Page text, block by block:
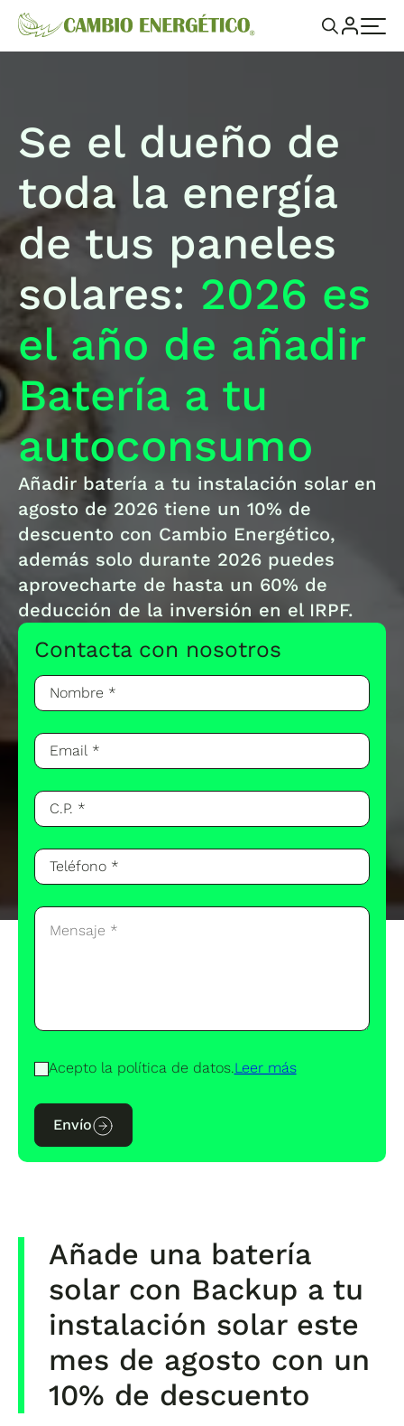
Se el dueño de
toda la energía
de tus paneles
solares: 2026 es
el año de añadir
Batería a tu
autoconsumo
Añadir batería a tu instalación solar en
agosto de 2026 tiene un 10% de
descuento con Cambio Energético,
además solo durante 2026 puedes
aprovecharte de hasta un 60% de
deducción de la inversión en el IRPF.
Contacta con nosotros
Acepto la política de datos.Leer más
Envío
Añade una batería
solar con Backup a tu
instalación solar este
mes de agosto con un
10% de descuento